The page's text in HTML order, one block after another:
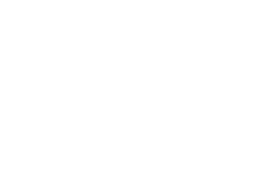
room, kitchen, three
offers a living area with a
or holiday rental.